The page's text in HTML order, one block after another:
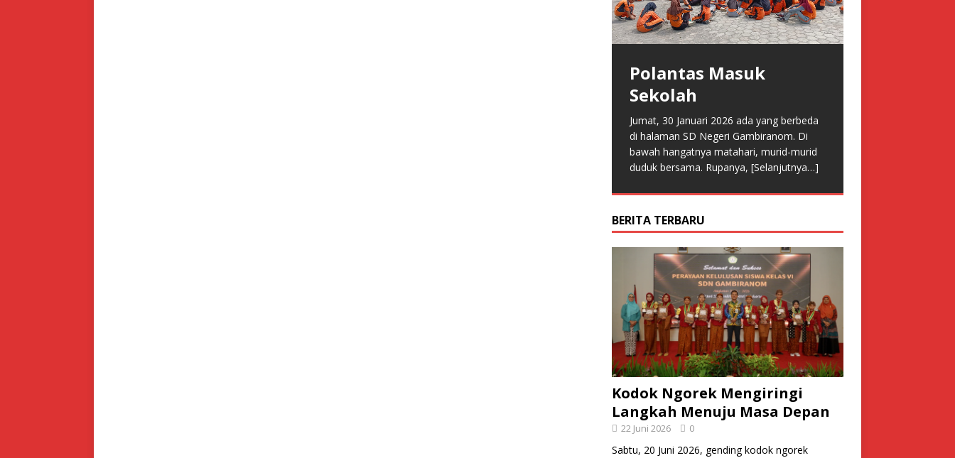
Polantas Masuk
Sekolah
Jumat, 30 Januari 2026 ada yang berbeda
di halaman SD Negeri Gambiranom. Di
bawah hangatnya matahari, murid-murid
duduk bersama. Rupanya, [Selanjutnya…]
BERITA TERBARU
Kodok Ngorek Mengiringi
Langkah Menuju Masa Depan
22 Juni 2026 0
Sabtu, 20 Juni 2026, gending kodok ngorek